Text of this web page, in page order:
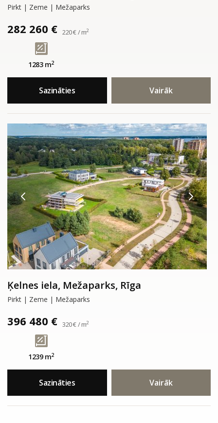
Pirkt | Zeme | Mežaparks
282 260 € 220 € / m2
1283 m2
Sazināties Vairāk
Ķelnes iela, Mežaparks, Rīga
Pirkt | Zeme | Mežaparks
396 480 € 320 € / m2
1239 m2
Sazināties Vairāk